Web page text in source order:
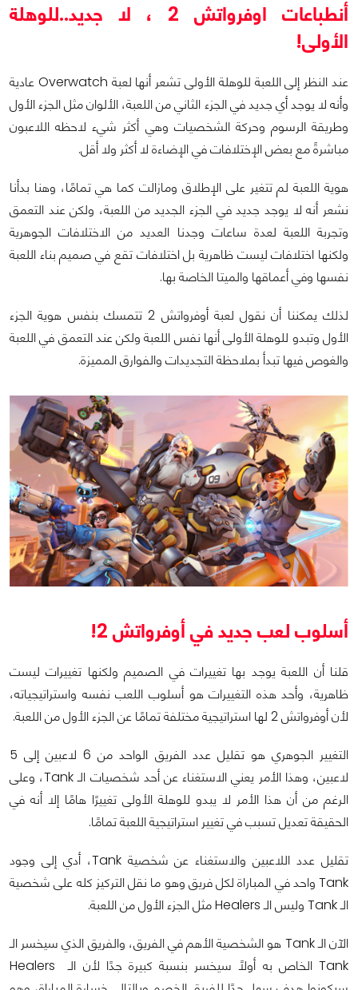
أنطباعات اوفرواتش 2 ، لا جديد..للوهلة
الأولى!
عند النظر إلى اللعبة للوهلة الأولى تشعر أنها لعبة Overwatch عادية
وأنه لا يوجد أي جديد في الجزء الثاني من اللعبة، الألوان مثل الجزء الأول
وطريقة الرسوم وحركة الشخصيات وهي أكثر شيء لاحظه اللاعبون
مباشرةً مع بعض الإختلافات في الإضاءة لا أكثر ولا أقل.
هوية اللعبة لم تتغير على الإطلاق ومازالت كما هي تمامًا، وهنا بدأنا
نشعر أنه لا يوجد جديد في الجزء الجديد من اللعبة، ولكن عند التعمق
وتجربة اللعبة لعدة ساعات وجدنا العديد من الاختلافات الجوهرية
ولكنها اختلافات ليست ظاهرية بل اختلافات تقع في صميم بناء اللعبة
نفسها وفي أعماقها والميتا الخاصة بها.
لذلك يمكننا أن نقول لعبة أوفرواتش 2 تتمسك بنفس هوية الجزء
الأول وتبدو للوهلة الأولى أنها نفس اللعبة ولكن عند التعمق في اللعبة
والغوص فيها تبدأ بملاحظة التجديدات والفوارق المميزة.
أسلوب لعب جديد في أوفرواتش 2!
قلنا أن اللعبة يوجد بها تغييرات في الصميم ولكنها تغييرات ليست
ظاهرية، وأحد هذه التغييرات هو أسلوب اللعب نفسه واستراتيجياته،
لأن أوفرواتش 2 لها استراتيجية مختلفة تمامًا عن الجزء الأول من اللعبة.
التغيير الجوهري هو تقليل عدد الفريق الواحد من 6 لاعبين إلى 5
لاعبين، وهذا الأمر يعني الاستغناء عن أحد شخصيات الـ Tank، وعلى
الرغم من أن هذا الأمر لا يبدو للوهلة الأولى تغييرًا هامًا إلا أنه في
الحقيقة تعديل تسبب في تغيير استراتيجية اللعبة تمامًا.
تقليل عدد اللاعبين والاستغناء عن شخصية Tank، أدي إلى وجود
Tank واحد في المباراة لكل فريق وهو ما نقل التركيز كله على شخصية
الـ Tank وليس الـ Healers مثل الجزء الأول من اللعبة.
الآن الـ Tank هو الشخصية الأهم في الفريق، والفريق الذي سيخسر الـ
Tank الخاص به أولًا سيخسر بنسبة كبيرة جدًا لأن الـ Healers